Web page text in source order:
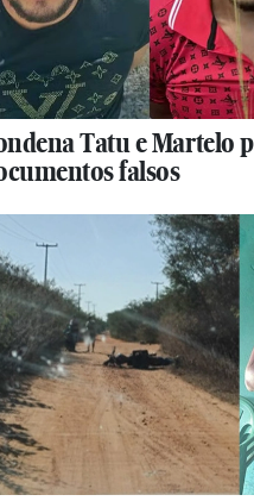
Tatu e Martelo
falsos